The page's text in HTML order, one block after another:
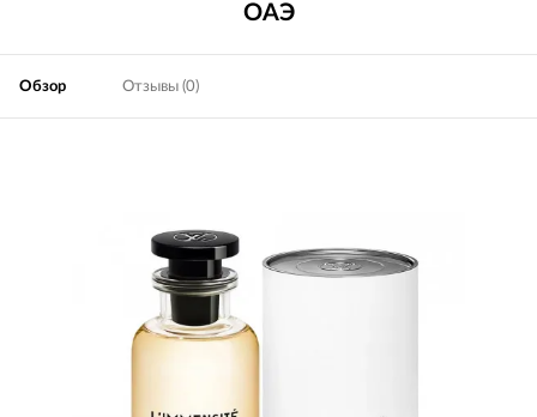
ОАЭ
Обзор Отзывы (0)